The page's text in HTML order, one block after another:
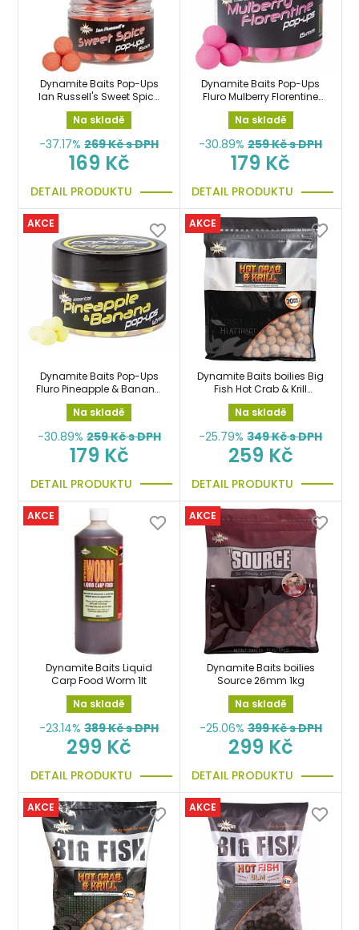
Dynamite Baits Pop-Ups
Ian Russell's Sweet Spice
12 mm boilies
Na skladě
-37.17% 269Kč s DPH
169 Kč
DETAIL PRODUKTU
Dynamite Baits Pop-Ups
Fluro Mulberry Florentine
15mm
Na skladě
-30.89% 259Kč s DPH
179 Kč
DETAIL PRODUKTU
AKCE
Dynamite Baits Pop-Ups
Fluro Pineapple & Banana
12mm boilies
Na skladě
-30.89% 259Kč s DPH
179 Kč
DETAIL PRODUKTU
AKCE
Dynamite Baits boilies Big
Fish Hot Crab & Krill
20mm 1kg
Na skladě
-25.79% 349Kč s DPH
259 Kč
DETAIL PRODUKTU
AKCE
Dynamite Baits Liquid
Carp Food Worm 1lt
Na skladě
-23.14% 389Kč s DPH
299 Kč
DETAIL PRODUKTU
AKCE
Dynamite Baits boilies
Source 26mm 1kg
Na skladě
-25.06% 399Kč s DPH
299 Kč
DETAIL PRODUKTU
AKCE AKCE